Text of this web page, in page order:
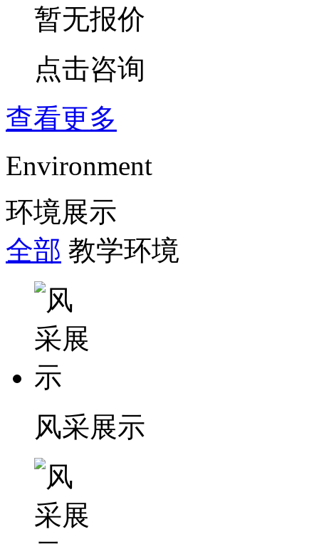
暂无报价
点击咨询
查看更多
Environment
环境展示
全部 教学环境
风采展示